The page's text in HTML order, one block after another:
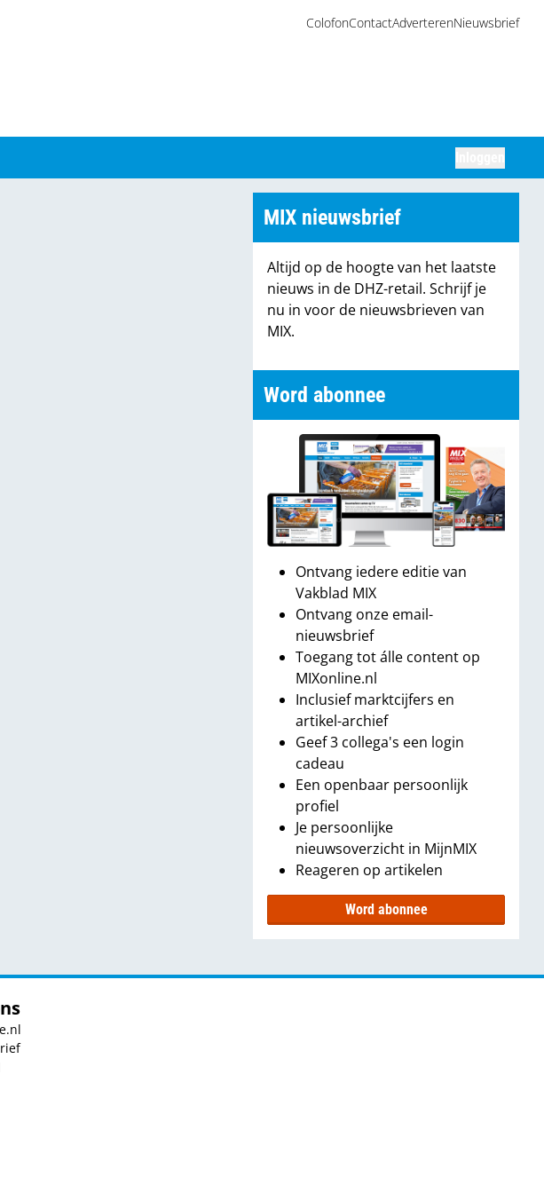
ColofonContactAdverterenNieuwsbrief
MIX nieuwsbrief
Altijd op de hoogte van het laatste
nieuws in de DHZ-retail. Schrijf je
nu in voor de nieuwsbrieven van
MIX.
Word abonnee
Ontvang iedere editie van
Vakblad MIX
Ontvang onze email-
nieuwsbrief
Toegang tot álle content op
MIXonline.nl
Inclusief marktcijfers en
artikel-archief
Geef 3 collega's een login
cadeau
Een openbaar persoonlijk
profiel
Je persoonlijke
nieuwsoverzicht in MijnMIX
Reageren op artikelen
Word abonnee